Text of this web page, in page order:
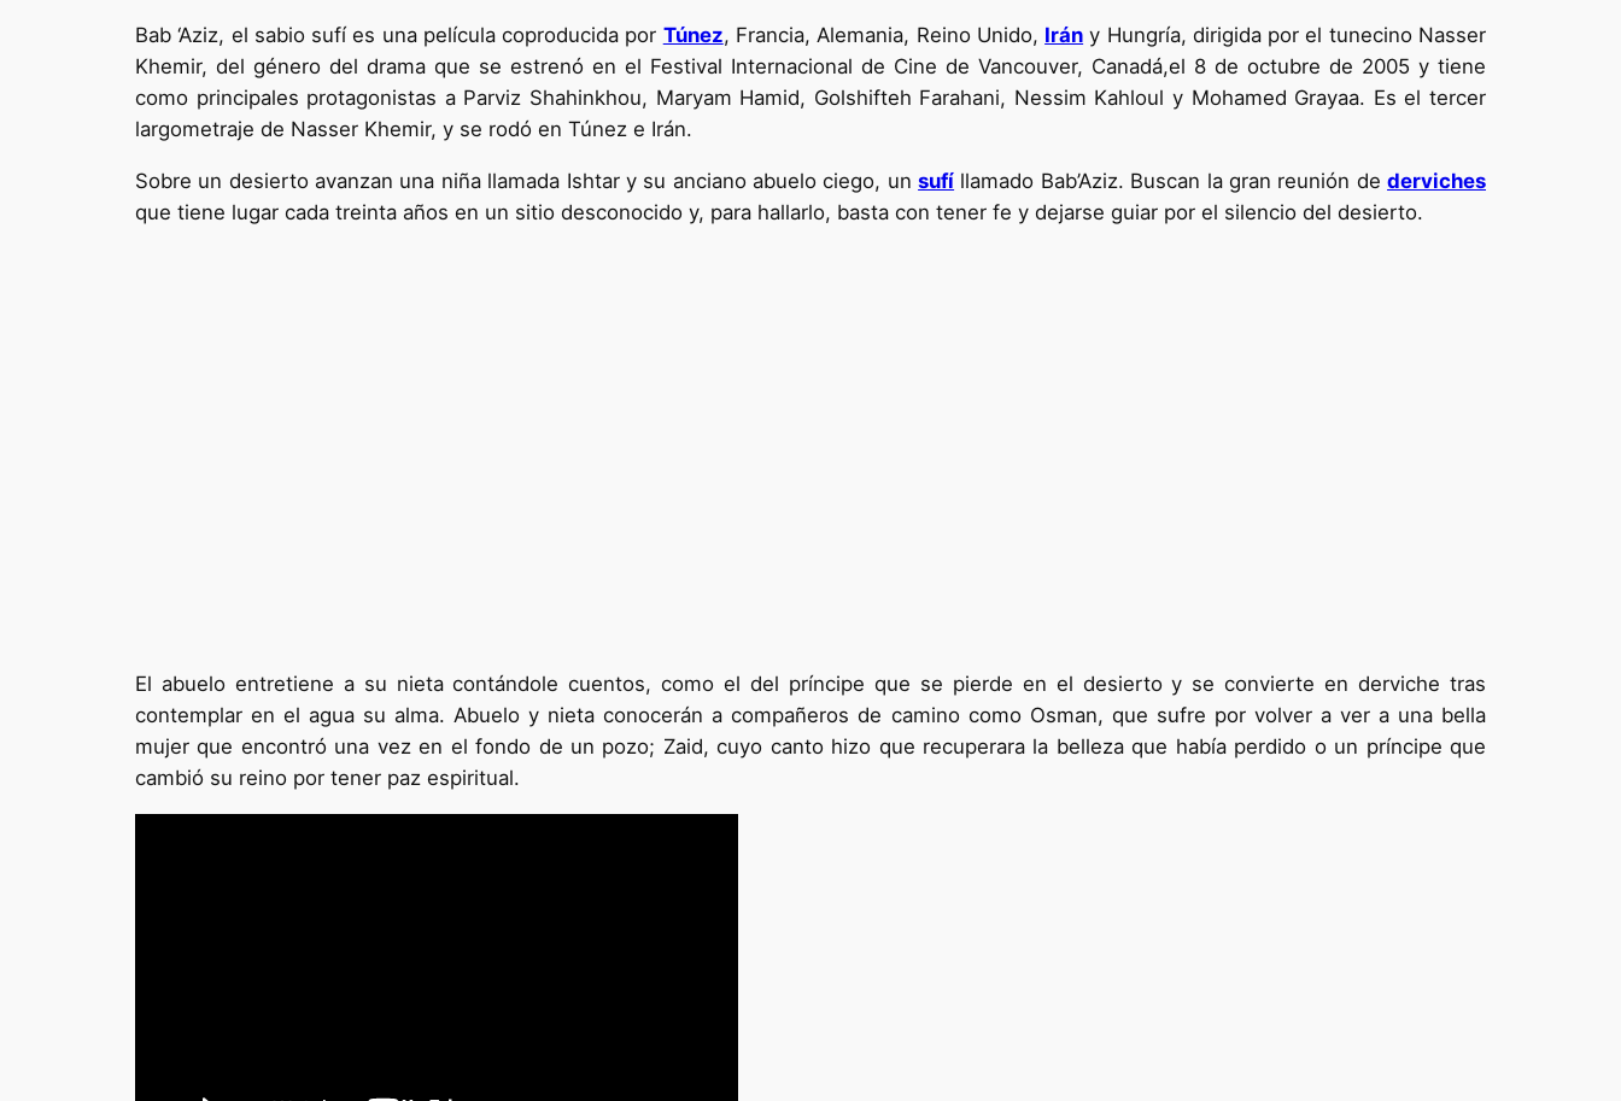
Bab ‘Aziz, el sabio sufí es una película coproducida por Túnez, Francia, Alemania, Reino Unido, Irán y Hungría, dirigida por el tunecino Nasser
Khemir, del género del drama que se estrenó en el Festival Internacional de Cine de Vancouver, Canadá,el 8 de octubre de 2005 y tiene
como principales protagonistas a Parviz Shahinkhou, Maryam Hamid, Golshifteh Farahani, Nessim Kahloul y Mohamed Grayaa. Es el tercer
largometraje de Nasser Khemir, y se rodó en Túnez e Irán.
Sobre un desierto avanzan una niña llamada Ishtar y su anciano abuelo ciego, unsufí llamado Bab’Aziz. Buscan la gran reunión dederviches
que tiene lugar cada treinta años en un sitio desconocido y, para hallarlo, basta con tener fe y dejarse guiar por el silencio del desierto.
El abuelo entretiene a su nieta contándole cuentos, como el del príncipe que se pierde en el desierto y se convierte en derviche tras
contemplar en el agua su alma. Abuelo y nieta conocerán a compañeros de camino como Osman, que sufre por volver a ver a una bella
mujer que encontró una vez en el fondo de un pozo; Zaid, cuyo canto hizo que recuperara la belleza que había perdido o un príncipe que
cambió su reino por tener paz espiritual.